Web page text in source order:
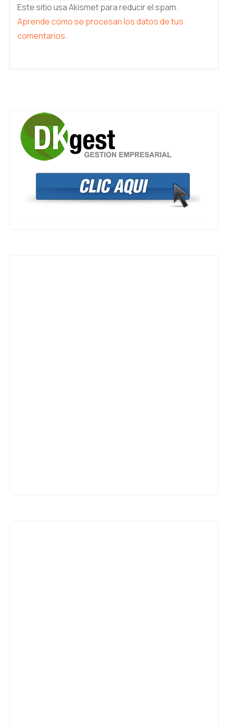
Este sitio usa Akismet para reducir el spam.
Aprende cómo se procesan los datos de tus
comentarios.